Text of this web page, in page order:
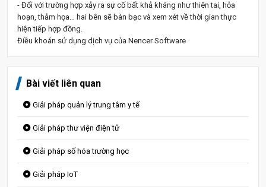
- Đối với trường hợp xảy ra sự cố bất khả kháng như thiên tai, hỏa
hoạn, thảm họa… hai bên sẽ bàn bạc và xem xét về thời gian thực
hiện tiếp hợp đồng.
Điều khoản sử dụng dịch vụ của Nencer Software
Bài viết liên quan
Giải pháp quản lý trung tâm y tế
Giải pháp thư viện điện tử
Giải pháp số hóa trường học
Giải pháp IoT